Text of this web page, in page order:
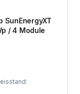
SunEnergyXT
/ 4 Module